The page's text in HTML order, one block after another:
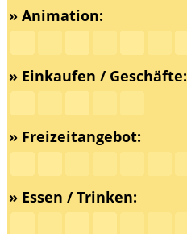
» Animation:
» Einkaufen / Geschäfte:
» Freizeitangebot:
» Essen / Trinken: